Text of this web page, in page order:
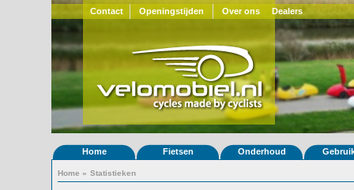
Contact Openingstijden Over ons Dealers
Home Fietsen Onderhoud
Home » Statistieken